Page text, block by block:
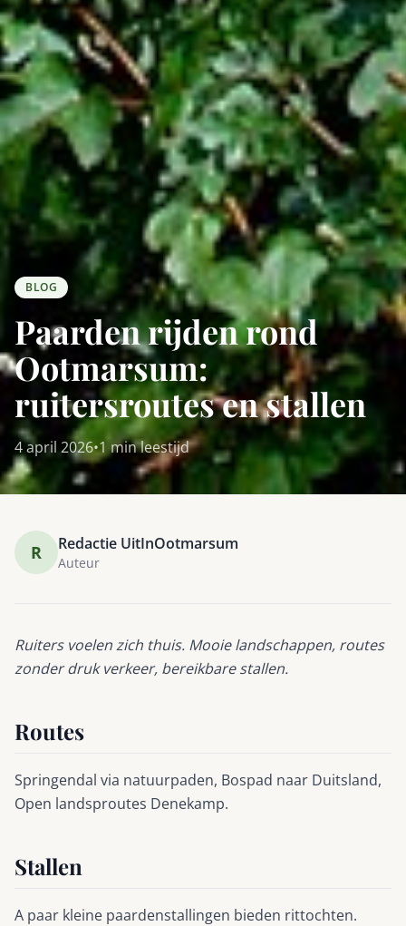
BLOG
Paarden rijden rond
Ootmarsum:
ruitersroutes en stallen
4 april 2026•1 min leestijd
R Redactie UitInOotmarsum
Auteur
Ruiters voelen zich thuis. Mooie landschappen, routes
zonder druk verkeer, bereikbare stallen.
Routes
Springendal via natuurpaden, Bospad naar Duitsland,
Open landsproutes Denekamp.
Stallen
A paar kleine paardenstallingen bieden rittochten.